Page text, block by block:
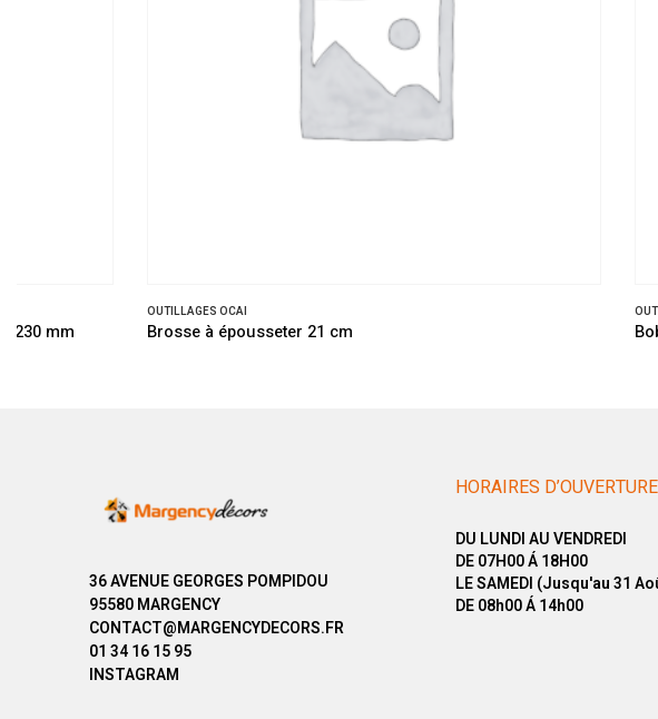
Brosse à épousseter 21 cm Bobine
36 AVENUE GEORGES POMPIDOU
95580 MARGENCY
CONTACT@MARGENCYDECORS.FR
01 34 16 15 95
INSTAGRAM
HORAIRES D’OUVERTURE
DU LUNDI AU VENDREDI
DE 07H00 Á 18H00
LE SAMEDI (Jusqu'au 31
DE 08h00 Á 14h00